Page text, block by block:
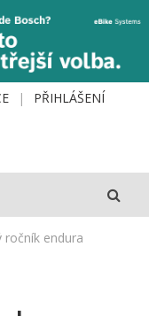
PŘIHLÁŠENÍ
ročník endura